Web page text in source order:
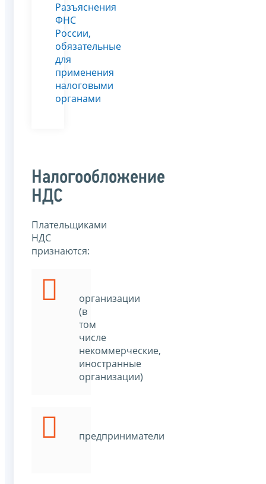
Разъяснения
ФНС
России,
обязательные
для
применения
налоговыми
органами
Налогообложение
НДС
Плательщиками
НДС
признаются:
организации
(в
том
числе
некоммерческие,
иностранные
организации)
предприниматели